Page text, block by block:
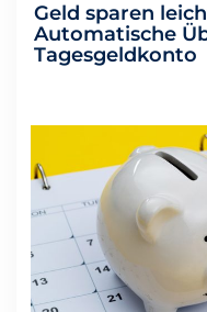
Geld sparen
Automatische
Tagesgeldkonto